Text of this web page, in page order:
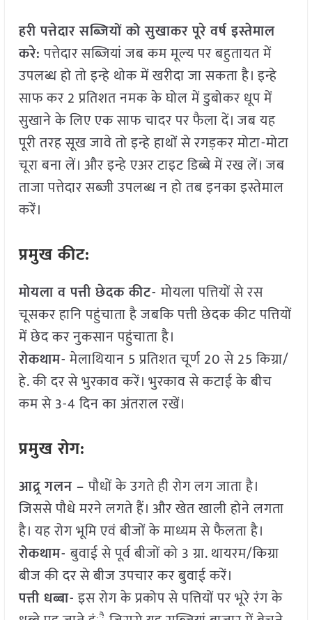
हरी पत्तेदार सब्जियों को सुखाकर पूरे वर्ष इस्तेमाल
करे:पत्तेदार सब्जियां जब कम मूल्य पर बहुतायत में
उपलब्ध हो तो इन्हे थोक में खरीदा जा सकता है। इन्हे
साफ कर 2 प्रतिशत नमक के घोल में डुबोकर धूप में
सुखाने के लिए एक साफ चादर पर फैला दें। जब यह
पूरी तरह सूख जावे तो इन्हे हाथों से रगड़कर मोटा-मोटा
चूरा बना लें। और इन्हे एअर टाइट डिब्बे में रख लें। जब
ताजा पत्तेदार सब्जी उपलब्ध न हो तब इनका इस्तेमाल
करें।
प्रमुख कीट:
मोयला व पत्ती छेदक कीट-मोयला पत्तियों से रस
चूसकर हानि पहुंचाता है जबकि पत्ती छेदक कीट पत्तियों
में छेद कर नुकसान पहुंचाता है।
रोकथाम-मेलाथियान 5 प्रतिशत चूर्ण 20 से 25 किग्रा/
हे. की दर से भुरकाव करें। भुरकाव से कटाई के बीच
कम से 3-4 दिन का अंतराल रखें।
प्रमुख रोग:
आद्र्र गलन –पौधों के उगते ही रोग लग जाता है।
जिससे पौधे मरने लगते हैं। और खेत खाली होने लगता
है। यह रोग भूमि एवं बीजों के माध्यम से फैलता है।
रोकथाम-बुवाई से पूर्व बीजों को 3 ग्रा. थायरम/किग्रा
बीज की दर से बीज उपचार कर बुवाई करें।
पत्ती धब्बा-इस रोग के प्रकोप से पत्तियों पर भूरे रंग के